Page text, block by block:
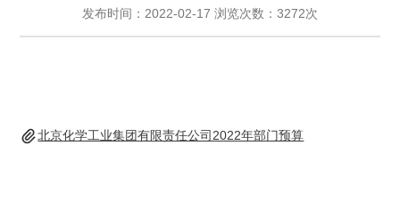
发布时间：2022-02-17 浏览次数： 3272次
北京化学工业集团有限责任公司2022年部门预算